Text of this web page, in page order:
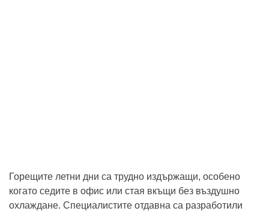
Горещите летни дни са трудно издържащи, особено
когато седите в офис или стая вкъщи без въздушно
охлаждане. Специалистите отдавна са разработили